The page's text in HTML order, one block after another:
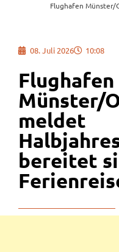
Flughafen Münster/
08. Juli 2026 10:08
Flughafen
Münster/
meldet
bereitet